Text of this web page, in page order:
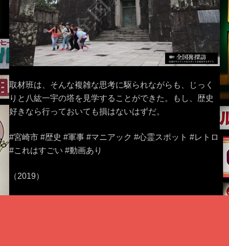
取材班は、そんな複雑な思考に駆られながらも、じっく
りと八紘一宇の塔を見学することができた。もし、歴史
好きなら行っておいても損はないはずだ。
#宮崎市 #歴史 #軍事 #マニアック #心霊スポット #レトロ
#これはすごい #動画あり
（2019）